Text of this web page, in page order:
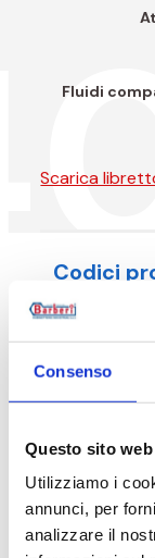
Consenso
Questo sito
Utilizziamo i
annunci, per
analizzare il
Fluidi
Scarica
Codici
40D020000